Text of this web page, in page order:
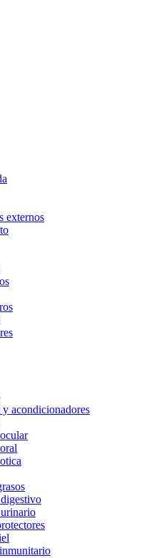
externos
acondicionadores